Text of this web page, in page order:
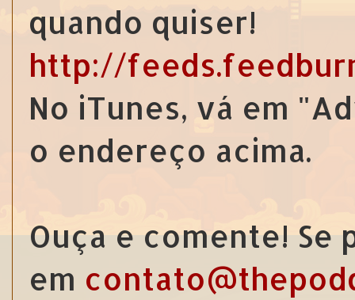
quando quiser!
http://
No iTunes, vá em
o endereço acima.
Ouça e comente!
em